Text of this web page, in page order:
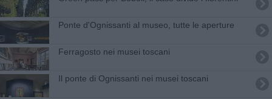
Ponte d'Ognissanti al museo, tutte le aperture
Ferragosto nei musei toscani
Il ponte di Ognissanti nei musei toscani